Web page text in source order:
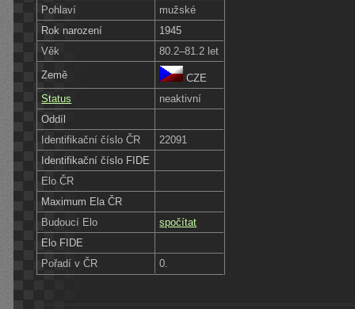
Pohlaví
mužské
Rok narození
1945
Věk
80.2–81.2 let
Země
CZE
Status
neaktivní
Oddíl
Identifikační číslo ČR
22091
Identifikační číslo FIDE
Elo ČR
Maximum Ela ČR
Budoucí Elo
spočítat
Elo FIDE
Pořadí v ČR
0.